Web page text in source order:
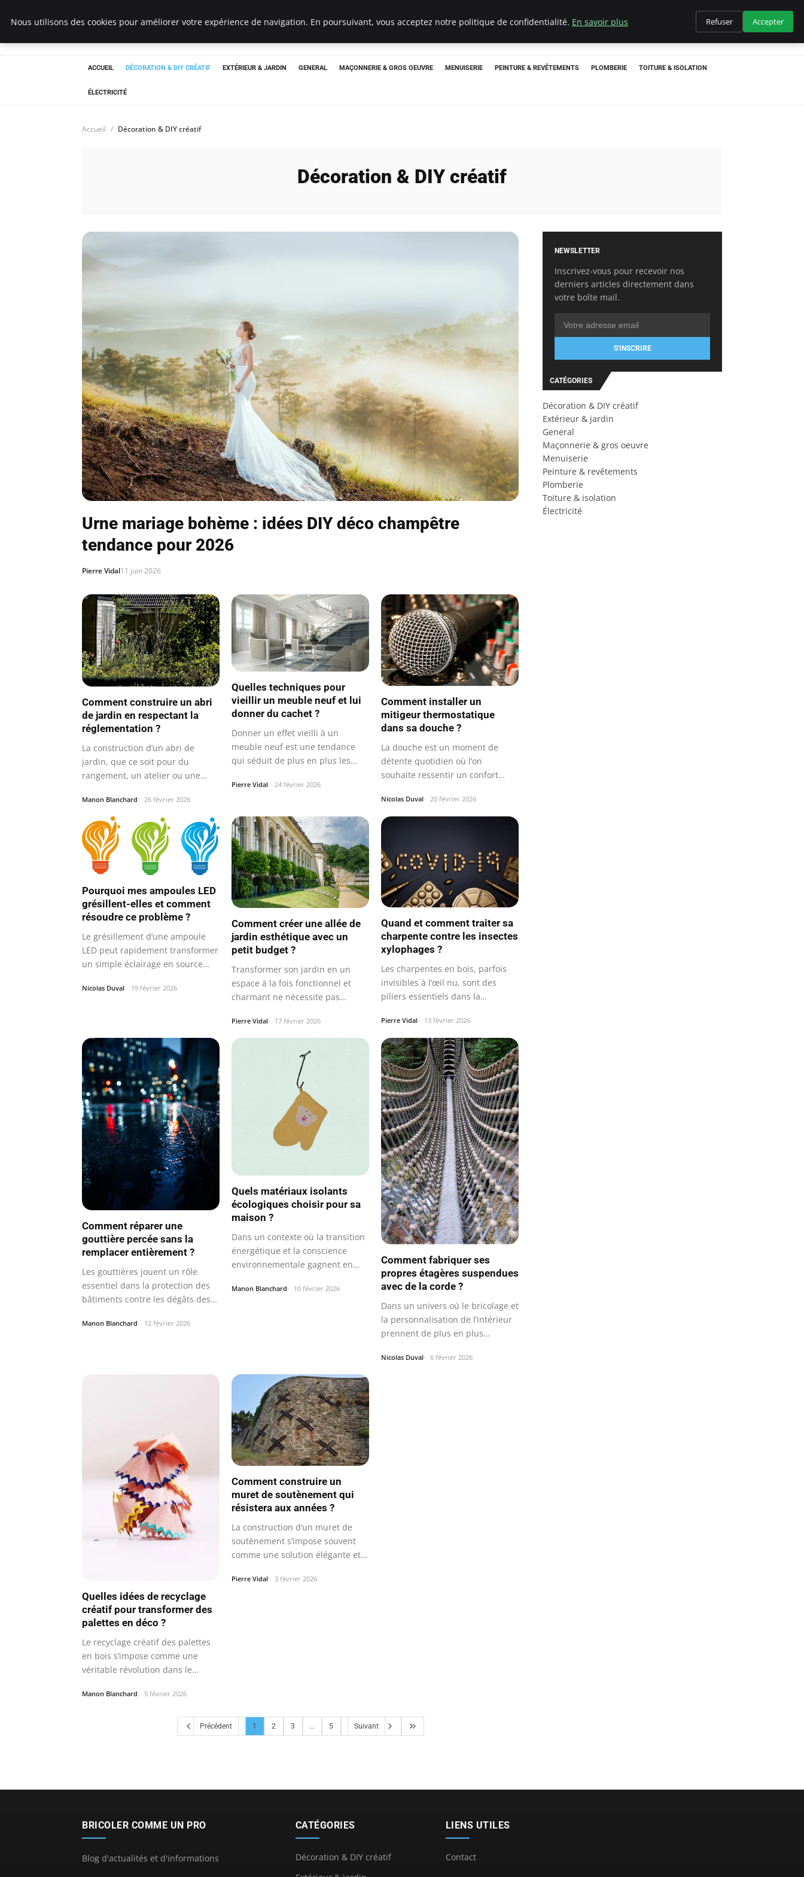
Bricoler Comme Un Pro
ACCUEIL DÉCORATION & DIY CRÉATIF EXTÉRIEUR & JARDIN GENERAL MAÇONNERIE & GROS OEUVRE MENUISERIE PEINTURE & REVÊTEMENTS PLOMBERIE TOITURE & ISOLATION
ÉLECTRICITÉ
Accueil Décoration & DIY créatif
Décoration & DIY créatif
Urne mariage bohème : idées DIY déco champêtre
tendance pour 2026
Pierre Vidal11 juin 2026
Comment construire un abri
de jardin en respectant la
réglementation ?
La construction d’un abri de
jardin, que ce soit pour du
rangement, un atelier ou une
Manon Blanchard 26 février 2026
Quelles techniques pour
vieillir un meuble neuf et lui
donner du cachet ?
Donner un effet vieilli à un
meuble neuf est une tendance
qui séduit de plus en plus les
Pierre Vidal 24 février 2026
Comment installer un
mitigeur thermostatique
dans sa douche ?
La douche est un moment de
détente quotidien où l’on
souhaite ressentir un confort
Nicolas Duval 20 février 2026
Pourquoi mes ampoules LED
grésillent-elles et comment
résoudre ce problème ?
Le grésillement d’une ampoule
LED peut rapidement transformer
un simple éclairage en source
Nicolas Duval 19 février 2026
Comment créer une allée de
jardin esthétique avec un
petit budget ?
Transformer son jardin en un
espace à la fois fonctionnel et
charmant ne nécessite pas
Pierre Vidal 17 février 2026
Quand et comment traiter sa
charpente contre les insectes
xylophages ?
Les charpentes en bois, parfois
invisibles à l’œil nu, sont des
piliers essentiels dans la…
Pierre Vidal 13 février 2026
Comment réparer une
gouttière percée sans la
remplacer entièrement ?
Les gouttières jouent un rôle
essentiel dans la protection des
bâtiments contre les dégâts des…
Manon Blanchard 12 février 2026
Quels matériaux isolants
écologiques choisir pour sa
maison ?
Dans un contexte où la transition
énergétique et la conscience
environnementale gagnent en…
Manon Blanchard 10 février 2026
Comment fabriquer ses
propres étagères suspendues
avec de la corde ?
Dans un univers où le bricolage et
la personnalisation de l’intérieur
prennent de plus en plus…
Nicolas Duval 6 février 2026
Quelles idées de recyclage
créatif pour transformer des
palettes en déco ?
Le recyclage créatif des palettes
en bois s’impose comme une
véritable révolution dans le
Manon Blanchard 5 février 2026
Comment construire un
muret de soutènement qui
résistera aux années ?
La construction d’un muret de
soutènement s’impose souvent
comme une solution élégante et
Pierre Vidal 3 février 2026
Précédent 1 2 3 ... 5 Suivant
NEWSLETTER
Inscrivez-vous pour recevoir nos
derniers articles directement dans
votre boîte mail.
S'INSCRIRE
CATÉGORIES
Décoration & DIY créatif
Extérieur & jardin
General
Maçonnerie & gros oeuvre
Menuiserie
Peinture & revêtements
Plomberie
Toiture & isolation
Électricité
BRICOLER COMME UN PRO
Blog d'actualités et d'informations
CATÉGORIES
Décoration & DIY créatif
LIENS UTILES
Contact
Nous utilisons des cookies pour améliorer votre expérience de navigation. En poursuivant, vous acceptez notre politique de confidentialité. En savoir plus Refuser Accepter